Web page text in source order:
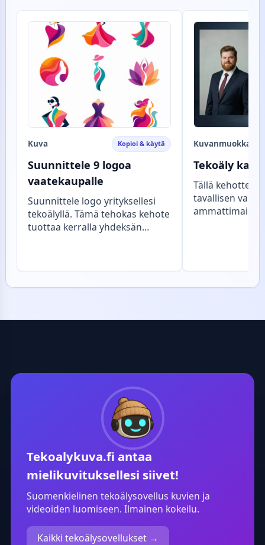
Kuva Kopioi & käytä
Suunnittele 9 logoa
vaatekaupalle
Suunnittele logo yrityksellesi
tekoälyllä. Tämä tehokas kehote
tuottaa kerralla yhdeksän
korostavat värikkäitä
samaa rakennetta mille tahansa
kauneudenhoito, ja saat heti
Kuvanmuokkaus
Tekoäly
Tällä
tavallisen
karikatyyri,
Tekoalykuva.fi antaa
mielikuvituksellesi siivet!
Suomenkielinen tekoälysovellus kuvien ja
videoiden luomiseen. Ilmainen kokeilu.
Kaikki tekoälysovellukset →